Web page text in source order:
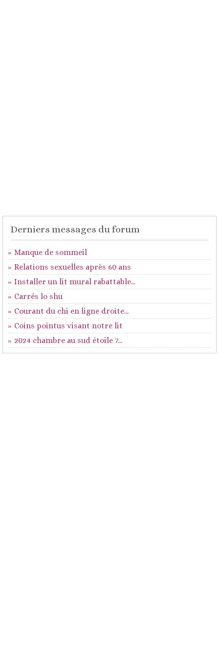
Derniers messages du forum
Manque de sommeil
Relations sexuelles après 60 ans
Installer un lit mural rabattable...
Carrés lo shu
Courant du chi en ligne droite...
Coins pointus visant notre lit
2024 chambre au sud étoile 7...